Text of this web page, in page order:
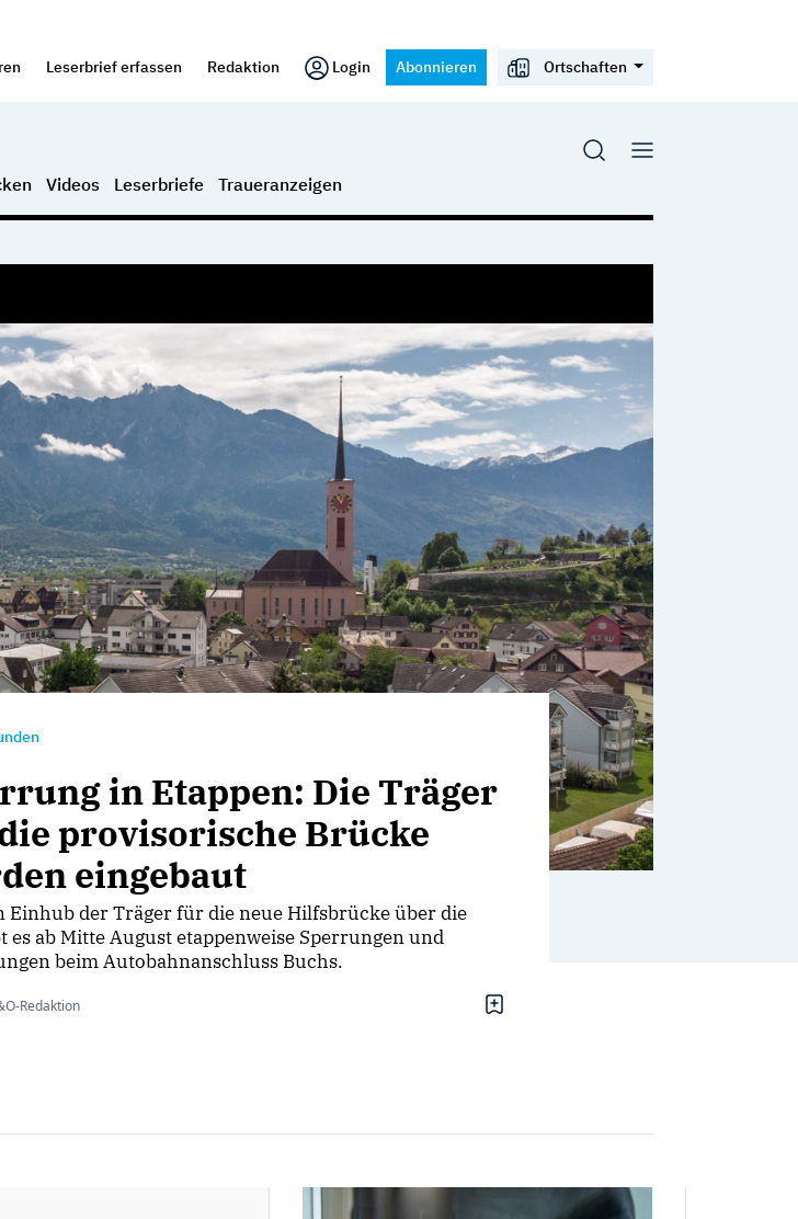
Leserbrief erfassen Redaktion Login Abonnieren Ortschaften
Videos Leserbriefe Traueranzeigen
in Etappen: Die Träger
provisorische Brücke
eingebaut
Einhub der Träger für die neue Hilfsbrücke über die
es ab Mitte August etappenweise Sperrungen und
beim Autobahnanschluss Buchs.
Redaktion